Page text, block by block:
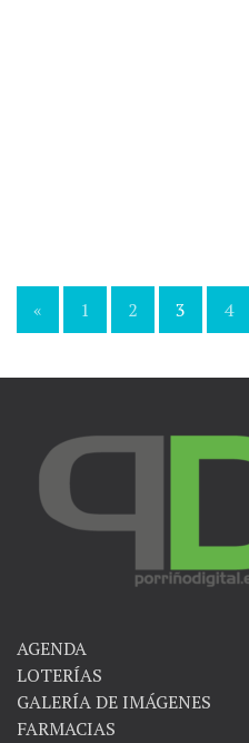
Navegación
de
« 1 2 3 4
AGENDA
LOTERÍAS
GALERÍA DE IMÁGENES
FARMACIAS